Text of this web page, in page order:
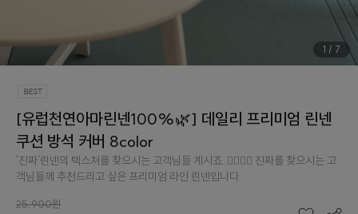
1 / 7
[유럽천연아마린넨100%🌿] 데일리 프리미엄 린넨
쿠션 방석 커버 8color
'진짜'린넨의 텍스쳐를 찾으시는 고객님들 계시죠..👉🏻👈🏻 진짜를 찾으시는 고
객님들께 추천드리고 싶은 프리미엄 라인 린넨입니다.
25,900원